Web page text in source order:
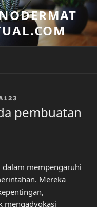
pembuatan
mempengaruhi
Mereka
mengadvokasi